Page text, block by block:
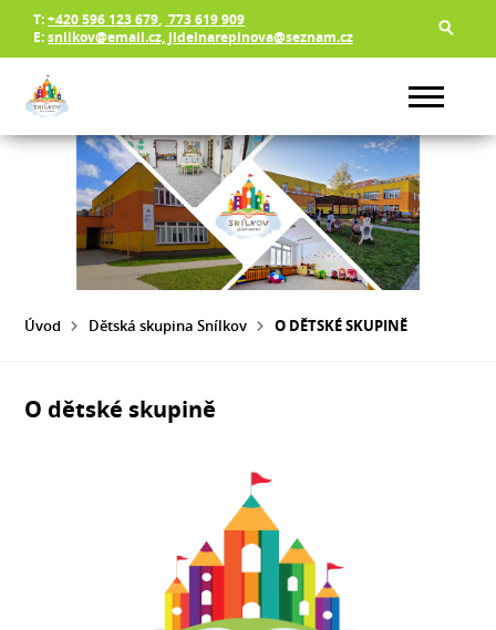
T:+420 596 123 679, 773 619 909
E:snilkov@email.cz, jidelnarepinova@seznam.cz
Úvod Dětská skupina Snílkov O DĚTSKÉ SKUPINĚ
O dětské skupině